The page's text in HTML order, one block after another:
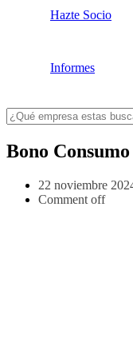
Hazte Socio
Informes
Bono
22 noviembre
Comment off